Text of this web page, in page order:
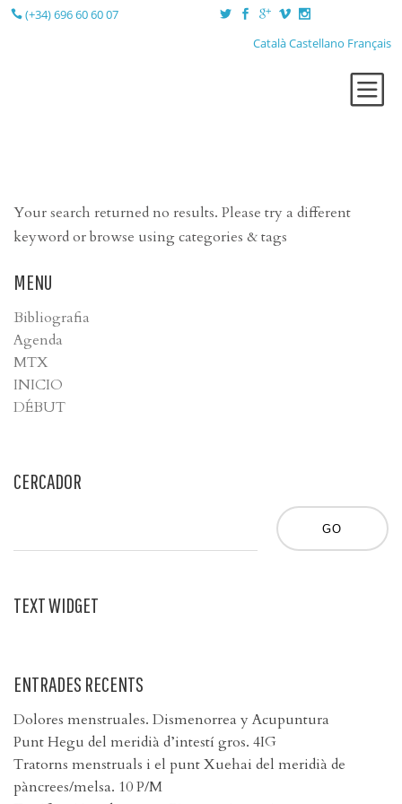
(+34) 696 60 60 07
CatalàCastellano Français
CONTACTE
Your search returned no results. Please try a different
keyword or browse using categories & tags
MENU
Bibliografia
Agenda
MTX
INICIO
DÉBUT
CERCADOR
TEXT WIDGET
ENTRADES RECENTS
Dolores menstruales. Dismenorrea y Acupuntura
Punt Hegu del meridià d’intestí gros. 4IG
Tratorns menstruals i el punt Xuehai del meridià de
pàncrees/melsa. 10 P/M